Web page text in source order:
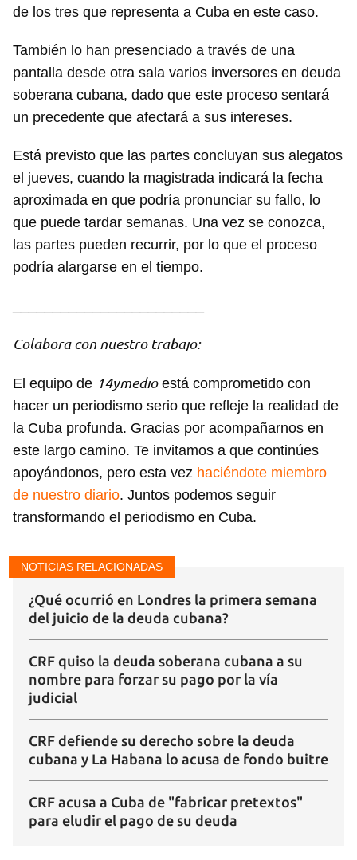
de los tres que representa a Cuba en este caso.
También lo han presenciado a través de una
pantalla desde otra sala varios inversores en deuda
soberana cubana, dado que este proceso sentará
un precedente que afectará a sus intereses.
Está previsto que las partes concluyan sus alegatos
el jueves, cuando la magistrada indicará la fecha
aproximada en que podría pronunciar su fallo, lo
que puede tardar semanas. Una vez se conozca,
las partes pueden recurrir, por lo que el proceso
podría alargarse en el tiempo.
Colabora con nuestro trabajo:
El equipo de 14ymedioestá comprometido con
hacer un periodismo serio que refleje la realidad de
la Cuba profunda. Gracias por acompañarnos en
este largo camino. Te invitamos a que continúes
apoyándonos, pero esta vez haciéndote miembro
de nuestro diario. Juntos podemos seguir
transformando el periodismo en Cuba.
NOTICIAS RELACIONADAS
¿Qué ocurrió en Londres la primera semana
del juicio de la deuda cubana?
CRF quiso la deuda soberana cubana a su
nombre para forzar su pago por la vía
judicial
CRF defiende su derecho sobre la deuda
cubana y La Habana lo acusa de fondo buitre
CRF acusa a Cuba de "fabricar pretextos"
para eludir el pago de su deuda